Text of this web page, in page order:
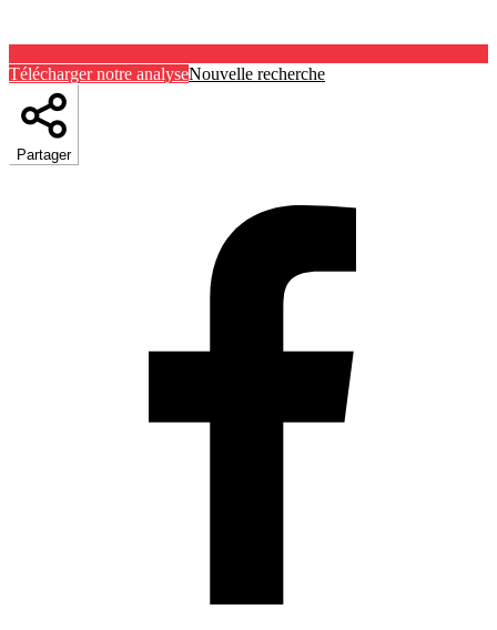
Télécharger notre analyseNouvelle recherche
Partager